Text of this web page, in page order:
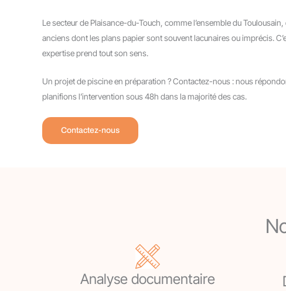
Le secteur de Plaisance-du-Touch, comme l’ensemble du
anciens dont les plans papier sont souvent lacunaires ou imprécis.
expertise prend tout son sens.
Un projet de piscine en préparation ? Contactez-nous : nous
planifions l’intervention sous 48h dans la majorité des cas.
Contactez-nous
Analyse documentaire